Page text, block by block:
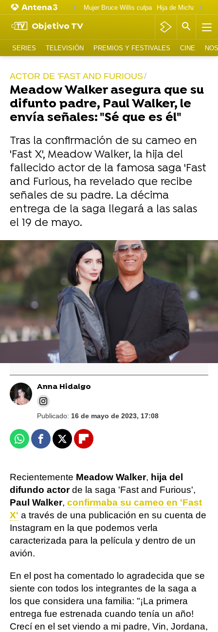
Mujer Bruce Willis culpa
Objetivo TV
SERIES TELEVISIÓN PREMIOS Y FESTIVALES CINE
ACTOR DE 'FAST AND FURIOUS
Meadow Walker asegura que su
difunto padre, Paul Walker, le
envía señales: "Sé que es él"
Tras la confirmación de su cameo en
'Fast X', Meadow Walker, la hija del
fallecido actor de la famosa saga 'Fast
and Furious, ha revelado que recibe
señales de su padre. La décima
entrega de la saga llegará a las salas
el 19 de mayo.
Meadow Walker apoya a la novia de su padre
en la ficción, en una boda al más puro estilo
'Fast and Furious'
Meadow Walker relata su propio aborto tras la
decisión del Tribunal Supremo en Estados
Unidos
Anna Hidalgo
Publicado: 16 de mayo de 2023, 17:08
WhatsappFacebook
X Flipboard
Recientemente Meadow Walker, hija del
difundo actorde la saga 'Fast and Furious',
Paul Walker, confirmaba su cameo en 'Fast
X' a través de una publicación en su cuenta de
Instagram en la que podemos verla
caracterizada para la película y dentro de un
avión.
En el post ha comentado lo agradecida que se
siente con todos los integrantes de la saga a
los que considera una familia: "¡La primera
entrega fue estrenada cuando tenía un año!
Crecí en el set viendo a mi padre, Vin, Jordana,